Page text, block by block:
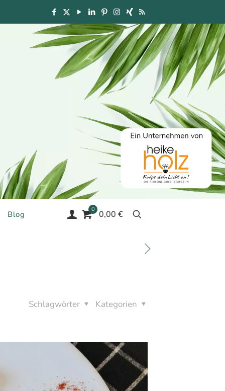
Blog
0 0,00 €
Kategorien
Schlagwörter